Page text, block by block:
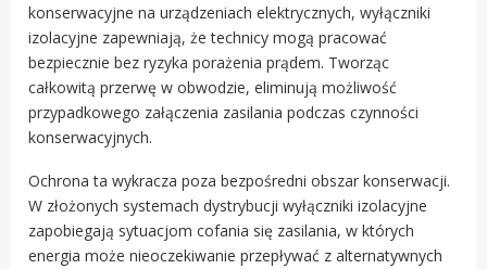
konserwacyjne na urządzeniach elektrycznych, wyłączniki
izolacyjne zapewniają, że technicy mogą pracować
bezpiecznie bez ryzyka porażenia prądem. Tworząc
całkowitą przerwę w obwodzie, eliminują możliwość
przypadkowego załączenia zasilania podczas czynności
konserwacyjnych.
Ochrona ta wykracza poza bezpośredni obszar konserwacji.
W złożonych systemach dystrybucji wyłączniki izolacyjne
zapobiegają sytuacjom cofania się zasilania, w których
energia może nieoczekiwanie przepływać z alternatywnych